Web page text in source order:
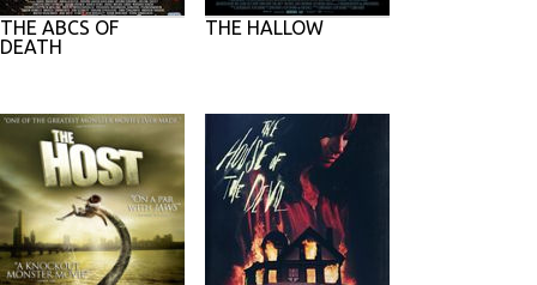
THE ABCS OF
DEATH
THE HALLOW